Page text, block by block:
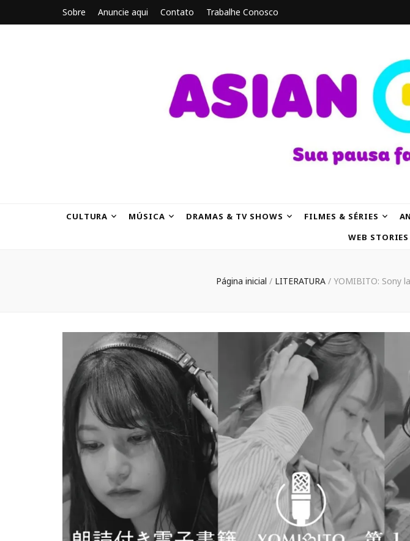
Sobre Anuncie aqui Contato Trabalhe Conosco
CULTURA MÚSICA DRAMAS & TV SHOWS FILMES & SÉRIES
WEB STORIES
Página inicial / LITERATURA / YOMIBITO: Sony